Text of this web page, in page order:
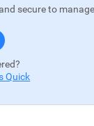
secure to
Quick